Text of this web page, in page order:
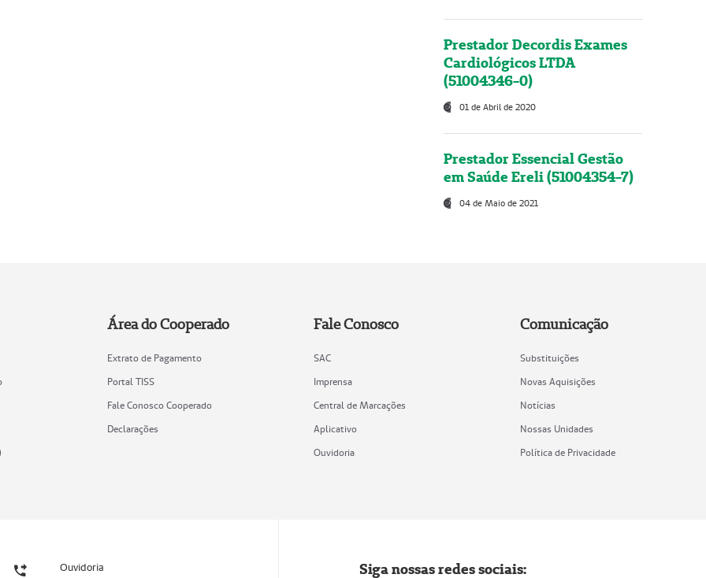
Prestador Decordis Exames
Cardiológicos LTDA
(51004346-0)
01 de Abril de 2020
Prestador Essencial Gestão
em Saúde Ereli (51004354-7)
04 de Maio de 2021
Área do Cooperado
Extrato de Pagamento
Portal TISS
Fale Conosco Cooperado
Declarações
Fale Conosco
SAC
Imprensa
Central de Marcações
Aplicativo
Ouvidoria
Comunicação
Substituições
Novas Aquisições
Notícias
Nossas Unidades
Política de Privacidade
Ouvidoria Siga nossas redes sociais: